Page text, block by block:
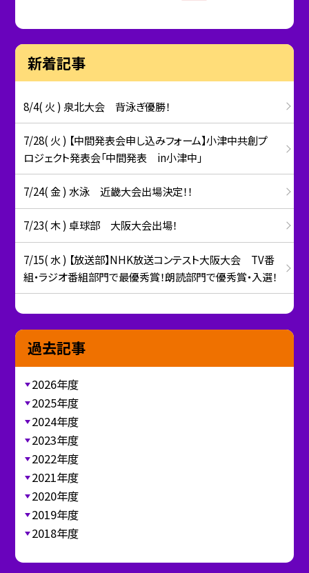
新着記事
8/4( 火 ) 泉北大会 背泳ぎ優勝！
7/28( 火 ) 【中間発表会申し込みフォーム】小津中共創プ
ロジェクト発表会「中間発表 in小津中」
7/24( 金 ) 水泳 近畿大会出場決定！！
7/23( 木 ) 卓球部 大阪大会出場！
7/15( 水 ) 【放送部】NHK放送コンテスト大阪大会 TV番
組・ラジオ番組部門で最優秀賞！朗読部門で優秀賞・入選！
過去記事
2026年度
2025年度
2024年度
2023年度
2022年度
2021年度
2020年度
2019年度
2018年度